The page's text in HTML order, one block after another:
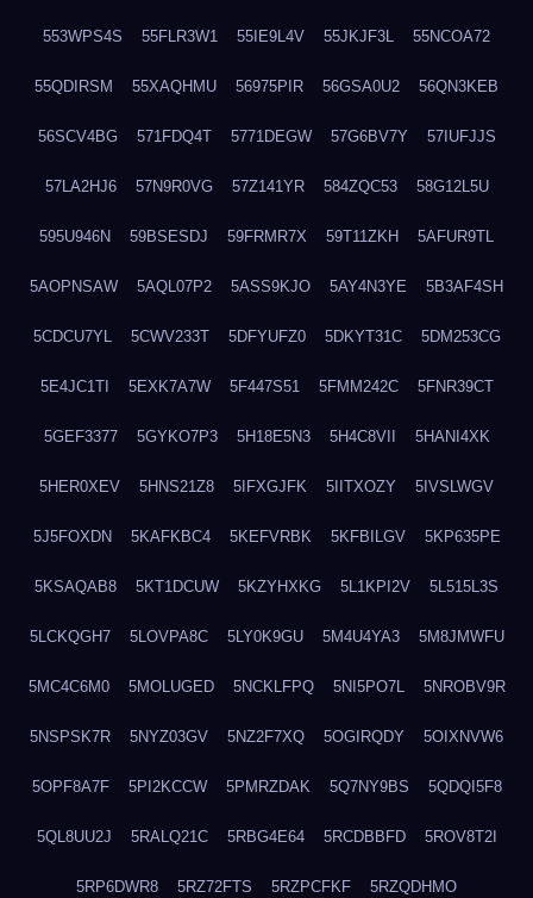
553WPS4S 55FLR3W1 55IE9L4V 55JKJF3L 55NCOA72
55QDIRSM 55XAQHMU 56975PIR 56GSA0U2 56QN3KEB
56SCV4BG 571FDQ4T 5771DEGW 57G6BV7Y 57IUFJJS
57LA2HJ6 57N9R0VG 57Z141YR 584ZQC53 58G12L5U
595U946N 59BSESDJ 59FRMR7X 59T11ZKH 5AFUR9TL
5AOPNSAW 5AQL07P2 5ASS9KJO 5AY4N3YE 5B3AF4SH
5CDCU7YL 5CWV233T 5DFYUFZ0 5DKYT31C 5DM253CG
5E4JC1TI 5EXK7A7W 5F447S51 5FMM242C 5FNR39CT
5GEF3377 5GYKO7P3 5H18E5N3 5H4C8VII 5HANI4XK
5HER0XEV 5HNS21Z8 5IFXGJFK 5IITXOZY 5IVSLWGV
5J5FOXDN 5KAFKBC4 5KEFVRBK 5KFBILGV 5KP635PE
5KSAQAB8 5KT1DCUW 5KZYHXKG 5L1KPI2V 5L515L3S
5LCKQGH7 5LOVPA8C 5LY0K9GU 5M4U4YA3 5M8JMWFU
5MC4C6M0 5MOLUGED 5NCKLFPQ 5NI5PO7L 5NROBV9R
5NSPSK7R 5NYZ03GV 5NZ2F7XQ 5OGIRQDY 5OIXNVW6
5OPF8A7F 5PI2KCCW 5PMRZDAK 5Q7NY9BS 5QDQI5F8
5QL8UU2J 5RALQ21C 5RBG4E64 5RCDBBFD 5ROV8T2I
5RP6DWR8 5RZ72FTS 5RZPCFKF 5RZQDHMO